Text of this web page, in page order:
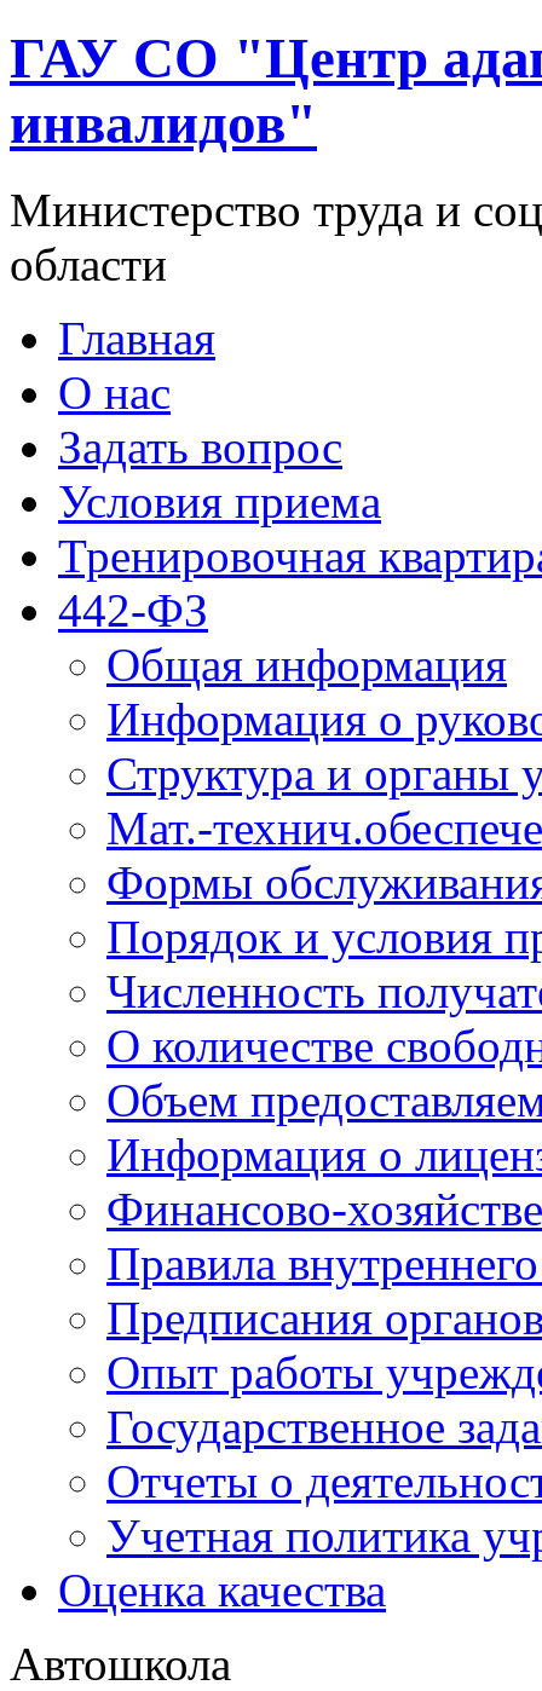
ГАУ СО "Центр
инвалидов"
Министерство труда и
области
Главная
О нас
Задать вопрос
Условия приема
Тренировочная
442-ФЗ
Общая информация
Информация о
Структура и органы
Мат.-
Формы
Порядок и условия
Численность
О количестве
Объем
Информация о
Финансово-
Правила
Предписания
Опыт работы
Государственное
Отчеты о
Учетная политика
Оценка качества
Автошкола